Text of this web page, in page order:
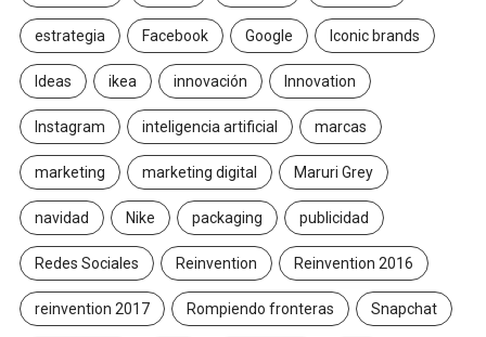
estrategia Facebook Google Iconic brands
Ideas ikea innovación Innovation
Instagram inteligencia artificial marcas
marketing marketing digital Maruri Grey
navidad Nike packaging publicidad
Redes Sociales Reinvention Reinvention 2016
reinvention 2017 Rompiendo fronteras Snapchat